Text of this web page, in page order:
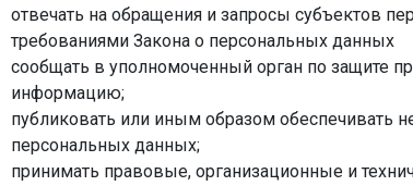
отвечать на обращения и запросы субъектов
требованиями Закона о персональных данных
сообщать в уполномоченный орган по защите
информацию;
публиковать или иным образом обеспечивать
персональных данных;
принимать правовые, организационные и